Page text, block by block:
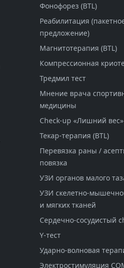
Фонофорез (BTL)
Реабилитация
предложение)
Магнитотерапия (BTL)
Компрессионная
Тредмил тест
Мнение врача
медицины
Check-up «Лишний вес»
Текар-терапия (BTL)
Перевязка раны /
повязка
УЗИ органов малого
УЗИ скелетно-
и мягких тканей
Сердечно-сосудистый
Y-тест
Ударно-волновая
Электростимуляция